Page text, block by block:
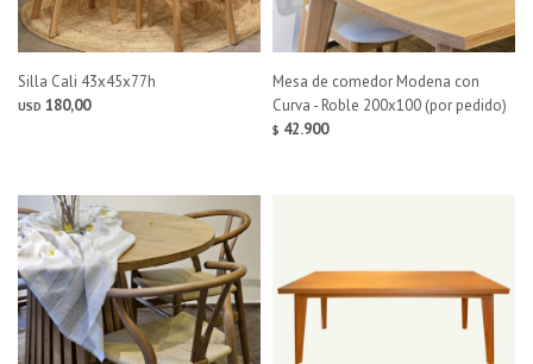
Silla Cali 43x45x77h
USD 180,00
Mesa de comedor Modena con
Curva - Roble 200x100 (por pedido)
$ 42.900